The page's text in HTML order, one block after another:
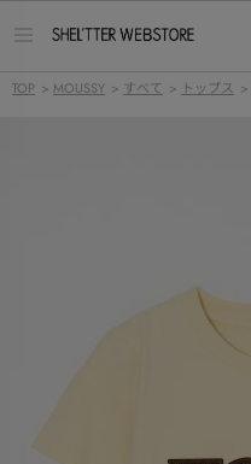
ー
TOP > MOUSSY > すべて > トップス >